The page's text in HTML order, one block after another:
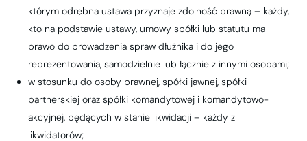
którym odrębna ustawa przyznaje zdolność prawną – każdy,
kto na podstawie ustawy, umowy spółki lub statutu ma
prawo do prowadzenia spraw dłużnika i do jego
reprezentowania, samodzielnie lub łącznie z innymi osobami;
w stosunku do osoby prawnej, spółki jawnej, spółki
partnerskiej oraz spółki komandytowej i komandytowo-
akcyjnej, będących w stanie likwidacji – każdy z
likwidatorów;